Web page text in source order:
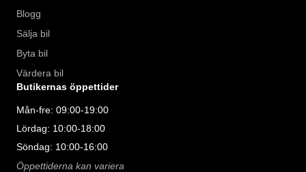
Blogg
Sälja bil
Byta bil
Värdera bil
Butikernas öppettider
Mån-fre: 09:00-19:00
Lördag: 10:00-18:00
Söndag: 10:00-16:00
Öppettiderna kan variera